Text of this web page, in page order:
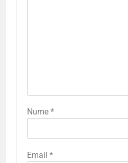
Nume *
Email *